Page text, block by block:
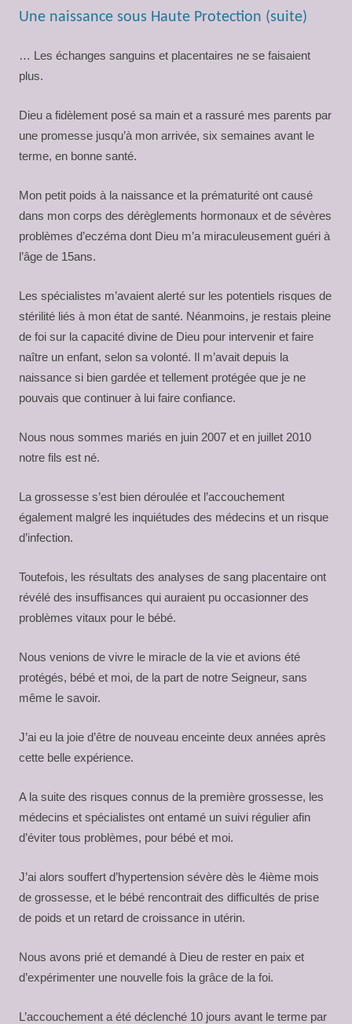
Une naissance sous Haute Protection (suite)
… Les échanges sanguins et placentaires ne se faisaient
plus.
Dieu a fidèlement posé sa main et a rassuré mes parents par
une promesse jusqu’à mon arrivée, six semaines avant le
terme, en bonne santé.
Mon petit poids à la naissance et la prématurité ont causé
dans mon corps des dérèglements hormonaux et de sévères
problèmes d’eczéma dont Dieu m’a miraculeusement guéri à
l’âge de 15ans.
Les spécialistes m’avaient alerté sur les potentiels risques de
stérilité liés à mon état de santé. Néanmoins, je restais pleine
de foi sur la capacité divine de Dieu pour intervenir et faire
naître un enfant, selon sa volonté. Il m’avait depuis la
naissance si bien gardée et tellement protégée que je ne
pouvais que continuer à lui faire confiance.
Nous nous sommes mariés en juin 2007 et en juillet 2010
notre fils est né.
La grossesse s’est bien déroulée et l’accouchement
également malgré les inquiétudes des médecins et un risque
d’infection.
Toutefois, les résultats des analyses de sang placentaire ont
révélé des insuffisances qui auraient pu occasionner des
problèmes vitaux pour le bébé.
Nous venions de vivre le miracle de la vie et avions été
protégés, bébé et moi, de la part de notre Seigneur, sans
même le savoir.
J’ai eu la joie d’être de nouveau enceinte deux années après
cette belle expérience.
A la suite des risques connus de la première grossesse, les
médecins et spécialistes ont entamé un suivi régulier afin
d’éviter tous problèmes, pour bébé et moi.
J’ai alors souffert d’hypertension sévère dès le 4ième mois
de grossesse, et le bébé rencontrait des difficultés de prise
de poids et un retard de croissance in utérin.
Nous avons prié et demandé à Dieu de rester en paix et
d’expérimenter une nouvelle fois la grâce de la foi.
L’accouchement a été déclenché 10 jours avant le terme par